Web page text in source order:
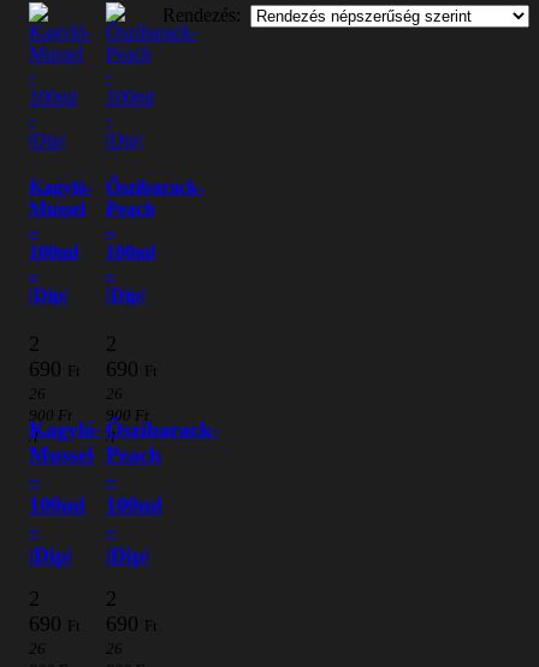
popularity
Rendezés:
Kagyló-
Mussel
–
100ml
–
|Dip|
2
690 Ft
26
900 Ft
/l
Kagyló-
Mussel
–
100ml
–
|Dip|
2
690 Ft
26
Őszibarack-
Peach
–
100ml
–
|Dip|
2
690 Ft
26
900 Ft
/l
Őszibarack-
Peach
–
100ml
–
|Dip|
2
690 Ft
26